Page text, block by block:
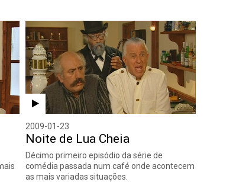
2009-01-23
Noite de Lua Cheia
Décimo primeiro episódio da série de
comédia passada num café onde acontecem
as mais variadas situações.